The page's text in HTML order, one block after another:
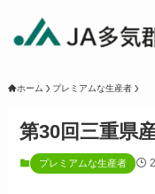
ホーム プレミアムな生産者
第30回三重県
プレミアムな生産者